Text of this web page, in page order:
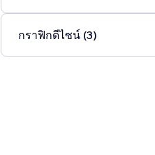
กราฟิกดีไซน์ (3)